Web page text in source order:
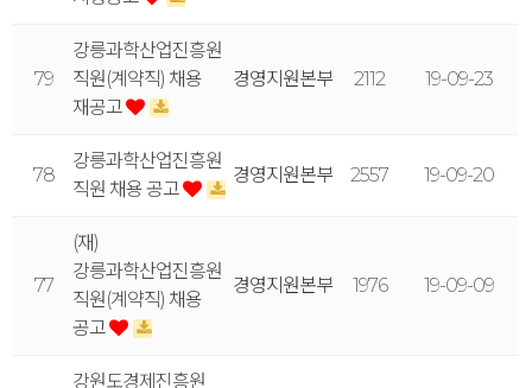
79
강릉과학산업진흥원
직원(계약직) 채용
재공고
경영지원본부 2112 19-09-23
78
강릉과학산업진흥원
직원 채용 공고
경영지원본부 2557 19-09-20
77
(재)
강릉과학산업진흥원
직원(계약직) 채용
공고
경영지원본부 1976 19-09-09
강원도경제진흥원